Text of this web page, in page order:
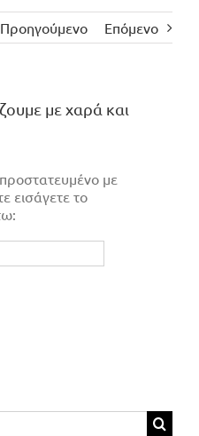
Προηγούμενο Επόμενο
με χαρά και
με
εισάγετε το